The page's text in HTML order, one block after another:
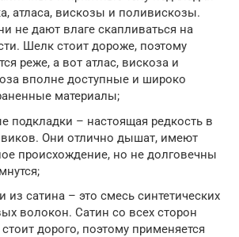
атласа, вискозы и поливискозы.
не дают влаге скапливаться на
Шелк стоит дороже, поэтому
реже, а вот атлас, вискоза и
вполне доступные и широко
материалы;
подкладки – настоящая редкость в
Они отлично дышат, имеют
происхождение, но не долговечны
из сатина – это смесь синтетических
волокон. Сатин со всех сторон
дорого, поэтому применяется